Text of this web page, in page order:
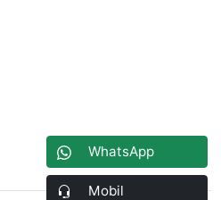
WhatsApp
Mobil